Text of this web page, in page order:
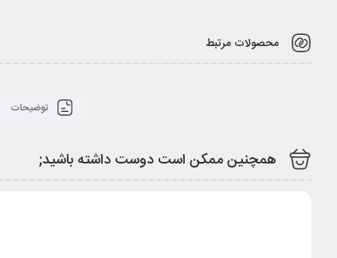
محصولات مرتبط
توضیحات
همچنین ممکن است دوست داشته باشید;